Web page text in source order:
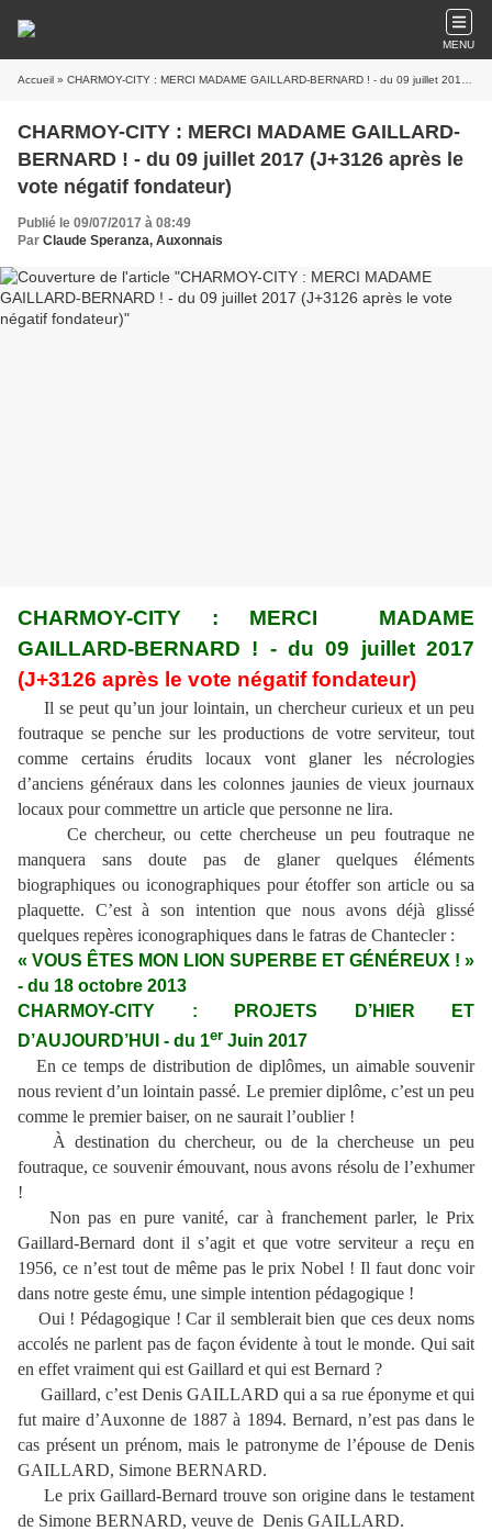
MENU
Accueil » CHARMOY-CITY : MERCI MADAME GAILLARD-BERNARD ! - du 09 juillet 2017 (J+3126 après le vote négatif fondateur)
CHARMOY-CITY : MERCI MADAME GAILLARD-
BERNARD ! - du 09 juillet 2017 (J+3126 après le
vote négatif fondateur)
Publié le 09/07/2017 à 08:49
Par Claude Speranza, Auxonnais
CHARMOY-CITY : MERCI MADAME
GAILLARD-BERNARD ! - du 09 juillet 2017
(J+3126 après le vote négatif fondateur)
Il se peut qu’un jour lointain, un chercheur curieux et un peu
foutraque se penche sur les productions de votre serviteur, tout
comme certains érudits locaux vont glaner les nécrologies
d’anciens généraux dans les colonnes jaunies de vieux journaux
locaux pour commettre un article que personne ne lira.
Ce chercheur, ou cette chercheuse un peu foutraque ne
manquera sans doute pas de glaner quelques éléments
biographiques ou iconographiques pour étoffer son article ou sa
plaquette. C’est à son intention que nous avons déjà glissé
quelques repères iconographiques dans le fatras de Chantecler :
« VOUS ÊTES MON LION SUPERBE ET GÉNÉREUX ! »
- du 18 octobre 2013
CHARMOY-CITY : PROJETS D’HIER ET
D’AUJOURD’HUI - du 1er Juin 2017
En ce temps de distribution de diplômes, un aimable souvenir
nous revient d’un lointain passé. Le premier diplôme, c’est un peu
comme le premier baiser, on ne saurait l’oublier !
À destination du chercheur, ou de la chercheuse un peu
foutraque, ce souvenir émouvant, nous avons résolu de l’exhumer
!
Non pas en pure vanité, car à franchement parler, le Prix
Gaillard-Bernard dont il s’agit et que votre serviteur a reçu en
1956, ce n’est tout de même pas le prix Nobel ! Il faut donc voir
dans notre geste ému, une simple intention pédagogique !
Oui ! Pédagogique ! Car il semblerait bien que ces deux noms
accolés ne parlent pas de façon évidente à tout le monde. Qui sait
en effet vraiment qui est Gaillard et qui est Bernard ?
Gaillard, c’est Denis GAILLARD qui a sa rue éponyme et qui
fut maire d’Auxonne de 1887 à 1894. Bernard, n’est pas dans le
cas présent un prénom, mais le patronyme de l’épouse de Denis
GAILLARD, Simone BERNARD.
Le prix Gaillard-Bernard trouve son origine dans le testament
de Simone BERNARD, veuve de Denis GAILLARD.